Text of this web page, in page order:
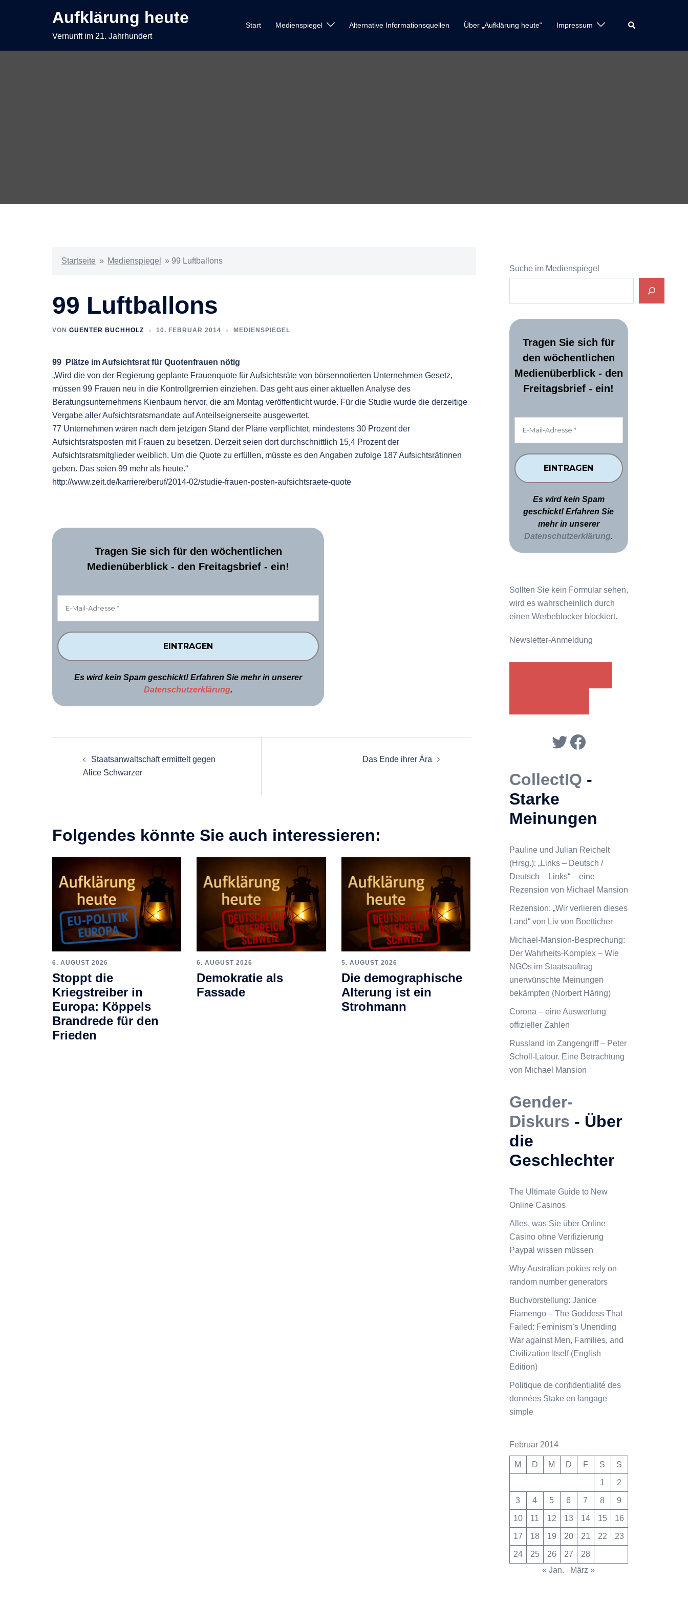
Aufklärung heute
Vernunft im 21. Jahrhundert
Start Medienspiegel Alternative Informationsquellen Über „Aufklärung heute“ Impressum Suche
Startseite » Medienspiegel » 99 Luftballons
99 Luftballons
VON GUENTER BUCHHOLZ 10. FEBRUAR 2014 MEDIENSPIEGEL
99 Plätze im Aufsichtsrat für Quotenfrauen nötig
„Wird die von der Regierung geplante Frauenquote für Aufsichtsräte von börsennotierten Unternehmen Gesetz,
müssen 99 Frauen neu in die Kontrollgremien einziehen. Das geht aus einer aktuellen Analyse des
Beratungsunternehmens Kienbaum hervor, die am Montag veröffentlicht wurde. Für die Studie wurde die derzeitige
Vergabe aller Aufsichtsratsmandate auf Anteilseignerseite ausgewertet.
77 Unternehmen wären nach dem jetzigen Stand der Pläne verpflichtet, mindestens 30 Prozent der
Aufsichtsratsposten mit Frauen zu besetzen. Derzeit seien dort durchschnittlich 15,4 Prozent der
Aufsichtsratsmitglieder weiblich. Um die Quote zu erfüllen, müsste es den Angaben zufolge 187 Aufsichtsrätinnen
geben. Das seien 99 mehr als heute.“
http://www.zeit.de/karriere/beruf/2014-02/studie-frauen-posten-aufsichtsraete-quote
Tragen Sie sich für den wöchentlichen
Medienüberblick - den Freitagsbrief - ein!
Es wird kein Spam geschickt! Erfahren Sie mehr in unserer
Datenschutzerklärung.
Staatsanwaltschaft ermittelt gegen
Alice Schwarzer
Das Ende ihrer Ära
Folgendes könnte Sie auch interessieren:
6. AUGUST 2026
Stoppt die
Kriegstreiber in
Europa: Köppels
Brandrede für den
Frieden
6. AUGUST 2026
Demokratie als
Fassade
5. AUGUST 2026
Die demographische
Alterung ist ein
Strohmann
Suche im Medienspiegel
Tragen Sie sich für
den wöchentlichen
Medienüberblick - den
Freitagsbrief - ein!
Es wird kein Spam
geschickt! Erfahren Sie
mehr in unserer
Datenschutzerklärung.
Sollten Sie kein Formular sehen,
wird es wahrscheinlich durch
einen Werbeblocker blockiert.
Newsletter-Anmeldung
Twitter
Facebook
CollectIQ -
Starke
Meinungen
Pauline und Julian Reichelt
(Hrsg.): „Links – Deutsch /
Deutsch – Links“ – eine
Rezension von Michael Mansion
Rezension: „Wir verlieren dieses
Land“ von Liv von Boetticher
Michael-Mansion-Besprechung:
Der Wahrheits-Komplex – Wie
NGOs im Staatsauftrag
unerwünschte Meinungen
bekämpfen (Norbert Häring)
Corona – eine Auswertung
offizieller Zahlen
Russland im Zangengriff – Peter
Scholl-Latour. Eine Betrachtung
von Michael Mansion
Gender-
Diskurs - Über
die
Geschlechter
The Ultimate Guide to New
Online Casinos
Alles, was Sie über Online
Casino ohne Verifizierung
Paypal wissen müssen
Why Australian pokies rely on
random number generators
Buchvorstellung: Janice
Fiamengo – The Goddess That
Failed: Feminism’s Unending
War against Men, Families, and
Civilization Itself (English
Edition)
Politique de confidentialité des
données Stake en langage
simple
Februar 2014
M D M D F S S
1 2
3 4 5 6 7 8 9
10 11 12 13 14 15 16
17 18 19 20 21 22 23
24 25 26 27
28
« Jan.
März »